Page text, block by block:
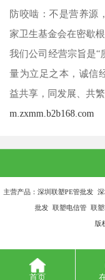
防咬啮：不是营养源
家卫生基金会在密歇
我们公司经营宗旨是“
量为立足之本，诚信
益共享，同发展、共繁
m.zxmm.b2b168.com
主营产品：深圳联塑PE管批发
批发 联塑电信管 联塑
版
首页